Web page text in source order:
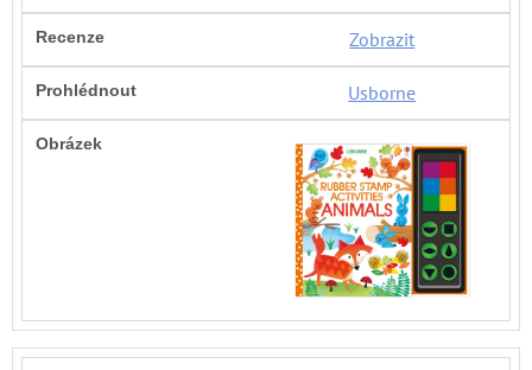
Zobrazit
Usborne